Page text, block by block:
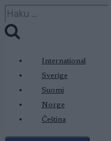
Siirry
sisältöön
Haku:
International
Sverige
Suomi
Norge
Čeština